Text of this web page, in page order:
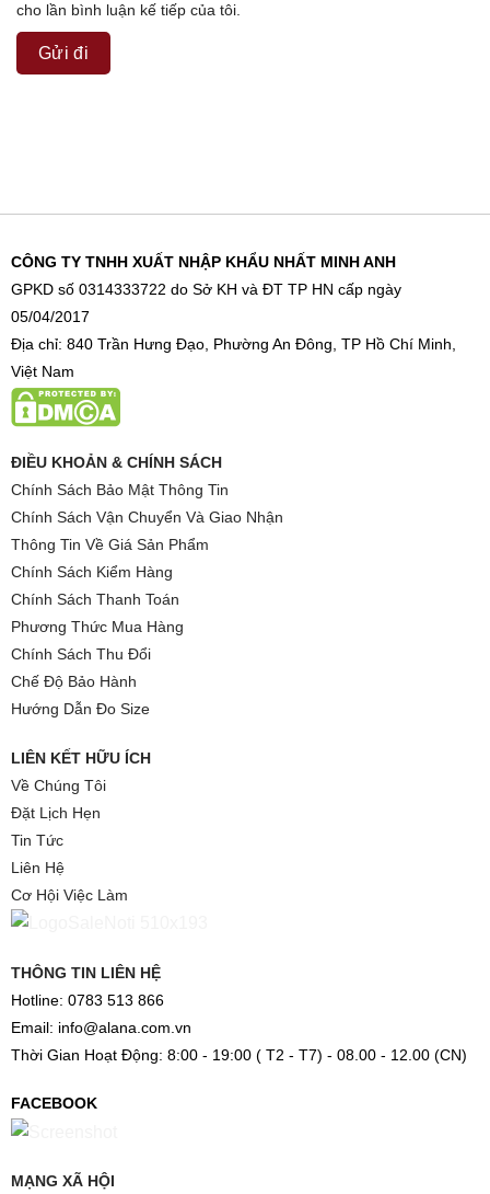
cho lần bình luận kế tiếp của tôi.
CÔNG TY TNHH XUẤT NHẬP KHẨU NHẤT MINH ANH
GPKD số 0314333722 do Sở KH và ĐT TP HN cấp ngày
05/04/2017
Địa chỉ: 840 Trần Hưng Đạo, Phường An Đông, TP Hồ Chí Minh,
Việt Nam
ĐIỀU KHOẢN & CHÍNH SÁCH
Chính Sách Bảo Mật Thông Tin
Chính Sách Vận Chuyển Và Giao Nhận
Thông Tin Về Giá Sản Phẩm
Chính Sách Kiểm Hàng
Chính Sách Thanh Toán
Phương Thức Mua Hàng
Chính Sách Thu Đổi
Chế Độ Bảo Hành
Hướng Dẫn Đo Size
LIÊN KẾT HỮU ÍCH
Về Chúng Tôi
Đặt Lịch Hẹn
Tin Tức
Liên Hệ
Cơ Hội Việc Làm
THÔNG TIN LIÊN HỆ
Hotline: 0783 513 866
Email: info@alana.com.vn
Thời Gian Hoạt Động: 8:00 - 19:00 ( T2 - T7) - 08.00 - 12.00 (CN)
FACEBOOK
MẠNG XÃ HỘI